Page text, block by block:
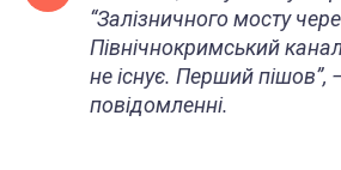
“Залізничного мосту
Північнокримський
не існує. Перший пішов”,
повідомленні.